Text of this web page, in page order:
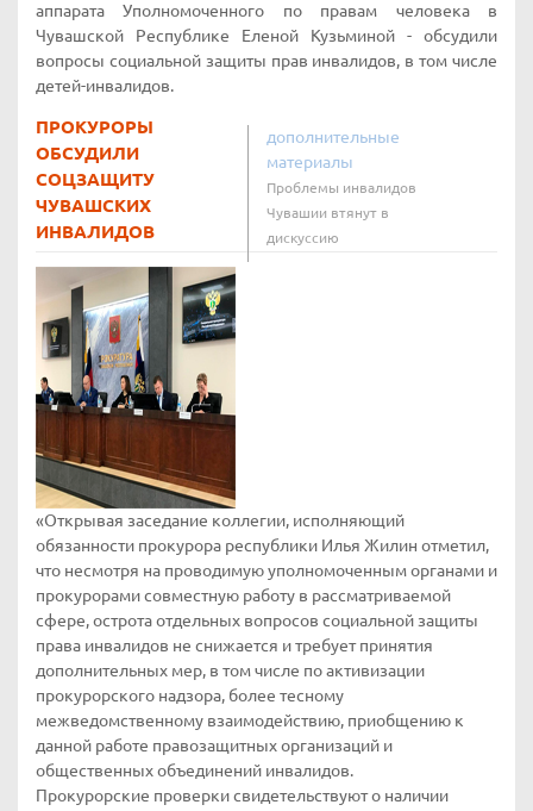
аппарата Уполномоченного по правам человека в
Чувашской Республике Еленой Кузьминой - обсудили
вопросы социальной защиты прав инвалидов, в том числе
детей-инвалидов.
дополнительные
материалы
Проблемы инвалидов
Чувашии втянут в
дискуссию
ПРОКУРОРЫ
ОБСУДИЛИ
СОЦЗАЩИТУ
ЧУВАШСКИХ
ИНВАЛИДОВ
«Открывая заседание коллегии, исполняющий
обязанности прокурора республики Илья Жилин отметил,
что несмотря на проводимую уполномоченным органами и
прокурорами совместную работу в рассматриваемой
сфере, острота отдельных вопросов социальной защиты
права инвалидов не снижается и требует принятия
дополнительных мер, в том числе по активизации
прокурорского надзора, более тесному
межведомственному взаимодействию, приобщению к
данной работе правозащитных организаций и
общественных объединений инвалидов.
Прокурорские проверки свидетельствуют о наличии